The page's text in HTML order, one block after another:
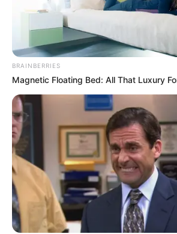
ΤΑΥΤΟΤΗΤΑ ΚΑΙ ΕΠΙΚΟΙΝΩΝΙΑ
BRAINBERRIES
Magnetic Floating Bed: All That Luxury